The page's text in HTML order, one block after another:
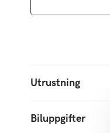
Kia
7 års
Utrustning
Biluppgifter